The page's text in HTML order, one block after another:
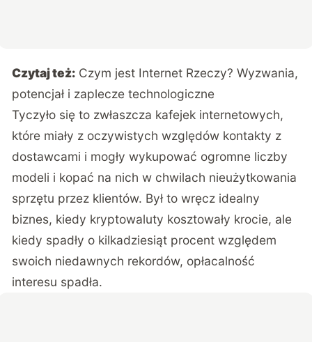
Czytaj też: Czym jest Internet Rzeczy? Wyzwania,
potencjał i zaplecze technologiczne
Tyczyło się to zwłaszcza kafejek internetowych,
które miały z oczywistych względów kontakty z
dostawcami i mogły wykupować ogromne liczby
modeli i kopać na nich w chwilach nieużytkowania
sprzętu przez klientów. Był to wręcz idealny
biznes, kiedy kryptowaluty kosztowały krocie, ale
kiedy spadły o kilkadziesiąt procent względem
swoich niedawnych rekordów, opłacalność
interesu spadła.